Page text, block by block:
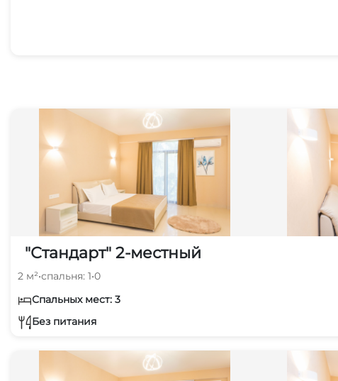
"Стандарт" 2-местный
2 м²•спальня: 1•0
Спальных мест: 3
Без питания